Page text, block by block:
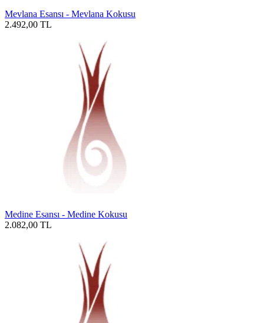
Mevlana Esansı - Mevlana Kokusu
2.492,00 TL
Medine Esansı - Medine Kokusu
2.082,00 TL